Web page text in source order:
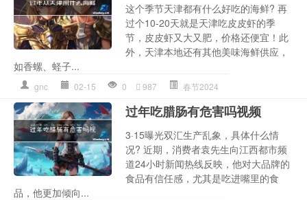
这个季节天津都有什么好吃的海鲜? 再
过个10-20天就是天津吃皮皮虾的季
节，皮皮虾又大又肥，价格还便宜！此
外，天津本地还有其他美味海鲜供应，
如香螺、蛏子...
gnc 02-15 0 987 春节2024
过年吃腊肠有危害吗视频
3·15曝光双汇生产乱象，具体什么情
况? 近期，消费者袁先生向江西都市频
道24小时新闻热线反映，他对大品牌的
食品有信任感，尤其是吃进嘴里的食
品，他更加倾向...